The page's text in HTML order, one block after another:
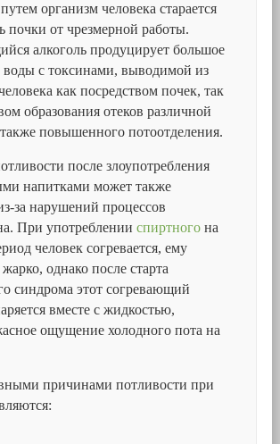
организм человека старается
почки от чрезмерной работы.
алкоголь продуцирует большое
воды с токсинами, выводимой из
как посредством почек, так
образования отеков различной
повышенного потоотделения.
после злоупотребления
напитками может также
за нарушений процессов
При употребленииспиртного на
человек согревается, ему
однако после старта
синдрома этот согревающий
вместе с жидкостью,
ощущение холодного пота на
причинами потливости при